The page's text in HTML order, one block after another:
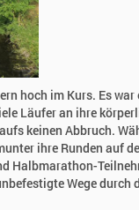
hoch im Kurs. Es war
Läufer an ihre
keinen Abbruch.
ihre Runden auf
Halbmarathon-
Wege durch